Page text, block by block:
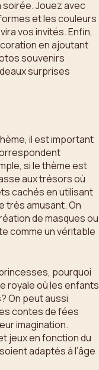
soirée. Jouez avec
et les couleurs
vos invités. Enfin,
en ajoutant
souvenirs
surprises
il est important
si le thème est
aux trésors où
cachés en utilisant
très amusant. On
de masques ou
comme un véritable
pourquoi
royale où les enfants
On peut aussi
contes de fées
imagination.
jeux en fonction du
adaptés à l’âge